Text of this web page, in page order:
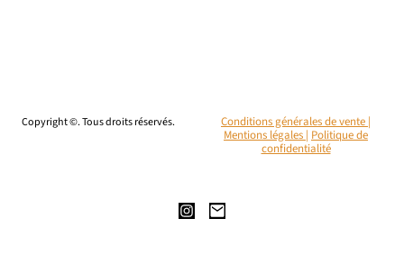
Copyright ©. Tous droits réservés.
Conditions générales de vente |
Mentions légales | Politique de
confidentialité